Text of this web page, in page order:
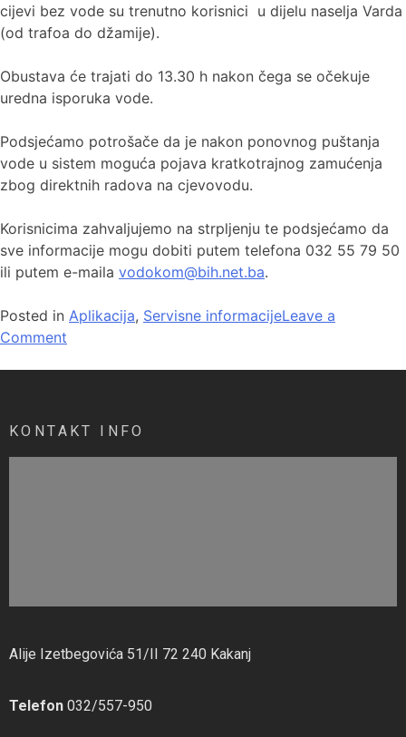
cijevi bez vode su trenutno korisnici u dijelu naselja Varda
(od trafoa do džamije).
Obustava će trajati do 13.30 h nakon čega se očekuje
uredna isporuka vode.
Podsjećamo potrošače da je nakon ponovnog puštanja
vode u sistem moguća pojava kratkotrajnog zamućenja
zbog direktnih radova na cjevovodu.
Korisnicima zahvaljujemo na strpljenju te podsjećamo da
sve informacije mogu dobiti putem telefona 032 55 79 50
ili putem e-maila vodokom@bih.net.ba.
Posted in Aplikacija, Servisne informacijeLeave a
Comment
KONTAKT INFO
Alije Izetbegovića 51/II 72 240 Kakanj
Telefon 032/557-950